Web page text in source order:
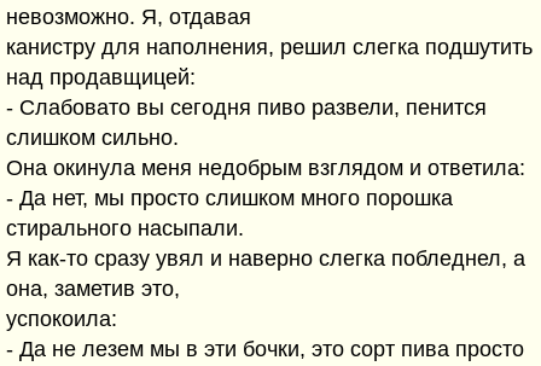
невозможно. Я, отдавая
канистру для наполнения, решил слегка подшутить
над продавщицей:
- Слабовато вы сегодня пиво развели, пенится
слишком сильно.
Она окинула меня недобрым взглядом и ответила:
- Да нет, мы просто слишком много порошка
стирального насыпали.
Я как-то сразу увял и наверно слегка побледнел, а
она, заметив это,
успокоила:
- Да не лезем мы в эти бочки, это сорт пива просто